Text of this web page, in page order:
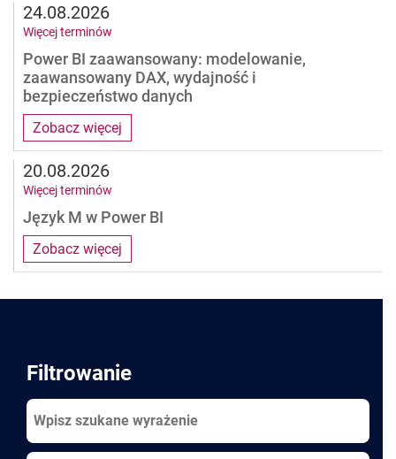
Filtrowanie
Zobacz więcej
Power BI zaawansowany: modelowanie,
zaawansowany DAX, wydajność i
bezpieczeństwo danych
24.08.2026
Więcej terminów
Zobacz więcej
Język M w Power BI
20.08.2026
Więcej terminów